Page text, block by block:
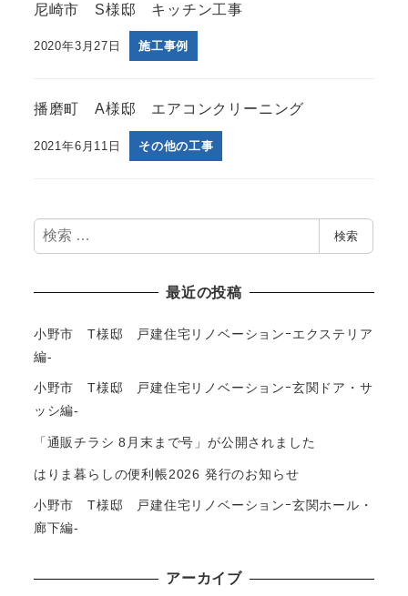
尼崎市 S様邸 キッチン工事
2020年3月27日 施工事例
播磨町 A様邸 エアコンクリーニング
2021年6月11日 その他の工事
検
索
検索
最近の投稿
小野市 T様邸 戸建住宅リノベーションｰエクステリア
編-
小野市 T様邸 戸建住宅リノベーションｰ玄関ドア・サ
ッシ編-
「通販チラシ 8月末まで号」が公開されました
はりま暮らしの便利帳2026 発行のお知らせ
小野市 T様邸 戸建住宅リノベーションｰ玄関ホール・
廊下編-
アーカイブ